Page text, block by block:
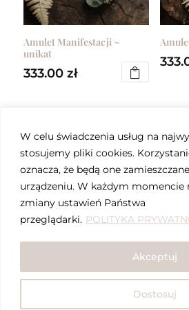
W celu świadczenia usług na
stosujemy pliki cookies.
oznacza, że będą one
urządzeniu. W każdym momencie
zmiany ustawień Państwa
przeglądarki. POLITYKA
Dostosuj
Akceptuj
wybrać
stronie
produktu
wybrać
stronie
Amulet Manifestacji ~
unikat
333.00 zł
Amulet Szamana ~ unikat#1
333.00zł